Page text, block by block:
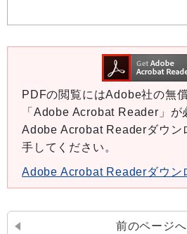
PDFの閲覧にはAdobe社の無
「Adobe Acrobat Reader」が
Adobe Acrobat Readerダウン
手してください。
Adobe Acrobat Readerダウン
前のページ